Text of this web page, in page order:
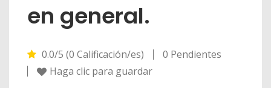
en general.
0.0/5 (0 Calificación/es)
0 Pendientes
Haga clic para guardar